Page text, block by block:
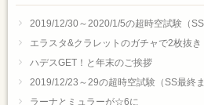
2019/12/30～2020/1/5の超時空試験（SS
エラスタ&クラレットのガチャで2枚抜き
ハデスGET！と年末のご挨拶
2019/12/23～29の超時空試験（SS最終ま
ラーナとミュラーが☆6に